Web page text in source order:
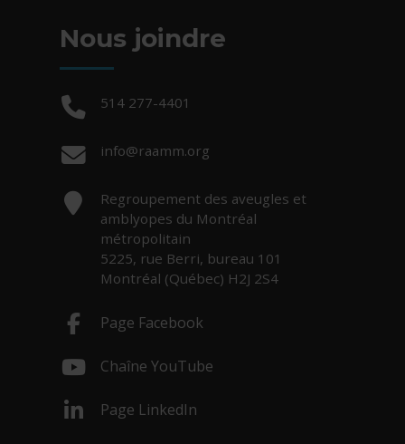
Nous joindre
Téléphone :
514 277-4401
Courriel :
info@raamm.org
Adresse :
Regroupement des aveugles et
amblyopes du Montréal
métropolitain
5225, rue Berri, bureau 101
Montréal (Québec) H2J 2S4
Page Facebook
Chaîne YouTube
Page LinkedIn